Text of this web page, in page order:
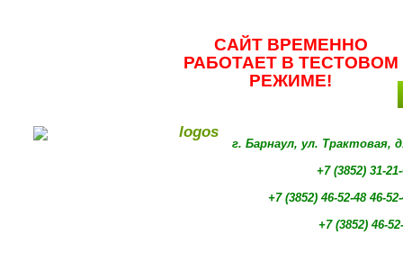
САЙТ ВРЕМЕННО
РАБОТАЕТ В ТЕСТОВОМ
РЕЖИМЕ!
г. Барнаул, ул. Трактовая,
+7 (3852) 31-
+7 (3852) 46-52-48 46-
+7 (3852) 46-